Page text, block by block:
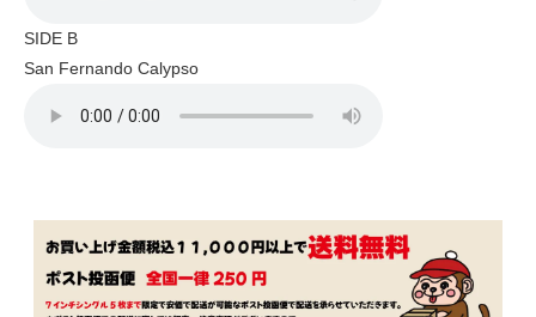
SIDE B
San Fernando Calypso